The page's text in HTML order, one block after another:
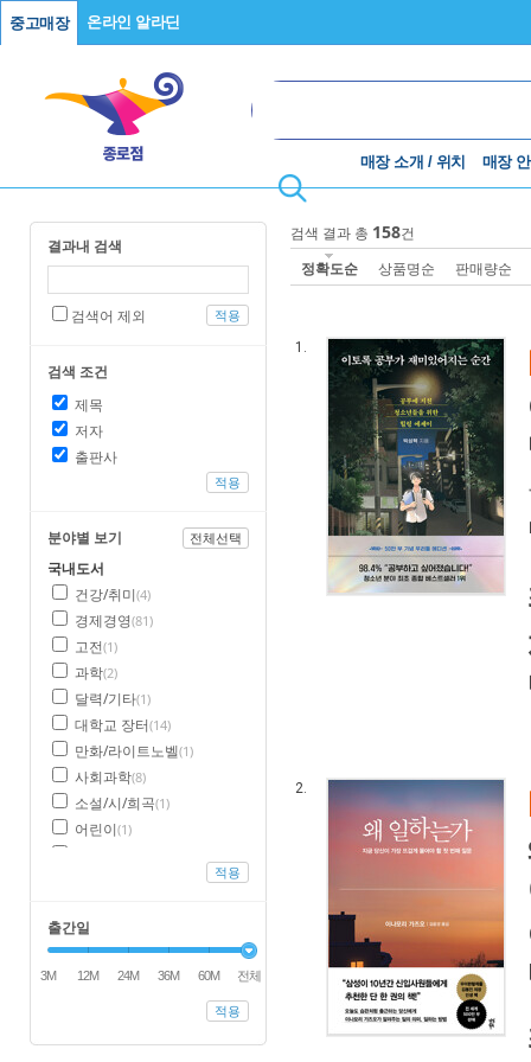
중고매장 온라인 알라딘
매장 소개 / 위치 매장
결과내 검색
검색어 제외 적용
검색 조건
제목
저자
출판사
적용
분야별 보기 전체선택
국내도서
건강/취미(4)
경제경영(81)
고전(1)
과학(2)
달력/기타(1)
대학교 장터(14)
만화/라이트노벨(1)
사회과학(8)
소설/시/희곡(1)
어린이(1)
외국어
인문학
자기계발(50)
적용
출간일
3M 12M 24M 36M 60M 전체
적용
검색 결과 총 158건
정확도순
상품명순 판매량순
1.
2.